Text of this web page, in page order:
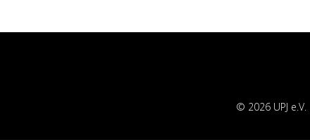
© 2026 UPJ e.V.